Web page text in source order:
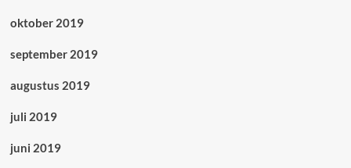
oktober 2019
september 2019
augustus 2019
juli 2019
juni 2019